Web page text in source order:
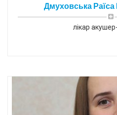
Дмуховська
лікар